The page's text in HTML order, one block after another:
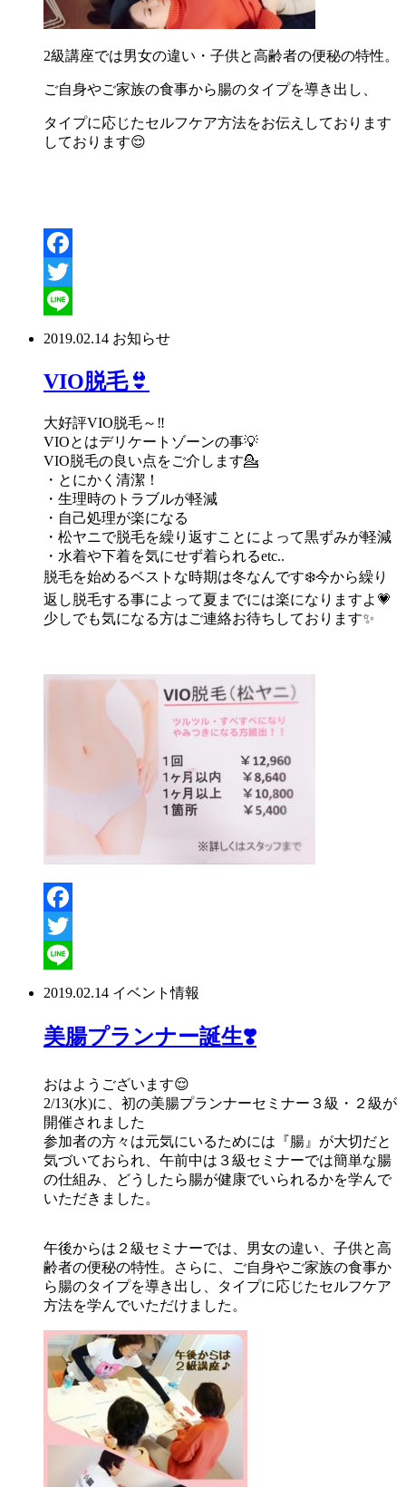
2級講座では男女の違い・子供と高齢者の便秘の特性。
ご自身やご家族の食事から腸のタイプを導き出し、
タイプに応じたセルフケア方法をお伝えしております
しております😌
Facebook
Twitter
2019.02.14 お知らせ
VIO脱毛👙
大好評VIO脱毛～‼️
VIOとはデリケートゾーンの事💡
VIO脱毛の良い点をご介します💁
・とにかく清潔！
・生理時のトラブルが軽減
・自己処理が楽になる
・松ヤニで脱毛を繰り返すことによって黒ずみが軽減
・水着や下着を気にせず着られるetc..
脱毛を始めるベストな時期は冬なんです❄️今から繰り
返し脱毛する事によって夏までには楽になりますよ💗
少しでも気になる方はご連絡お待ちしております✨
Facebook
Twitter
2019.02.14 イベント情報
美腸プランナー誕生❣️
おはようございます😌
2/13(水)に、初の美腸プランナーセミナー３級・２級が
開催されました
参加者の方々は元気にいるためには『腸』が大切だと
気づいておられ、午前中は３級セミナーでは簡単な腸
の仕組み、どうしたら腸が健康でいられるかを学んで
いただきました。
午後からは２級セミナーでは、男女の違い、子供と高
齢者の便秘の特性。さらに、ご自身やご家族の食事か
ら腸のタイプを導き出し、タイプに応じたセルフケア
方法を学んでいただけました。